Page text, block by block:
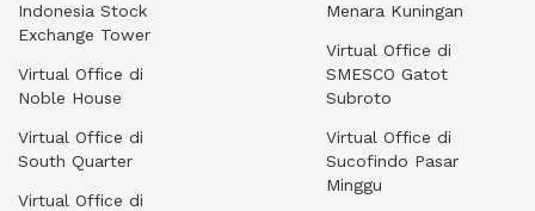
Indonesia Stock
Exchange Tower
Virtual Office di
Noble House
Virtual Office di
South Quarter
Virtual Office di
Menara Kuningan
Virtual Office di
SMESCO Gatot
Subroto
Virtual Office di
Sucofindo Pasar
Minggu